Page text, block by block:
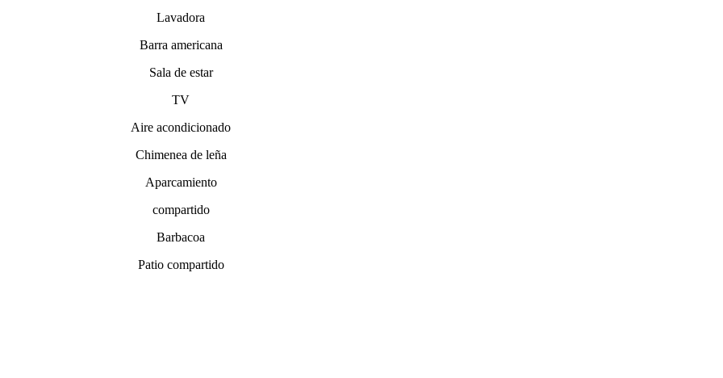
Lavadora
Barra americana
Sala de estar
TV
Aire acondicionado
Chimenea de leña
Aparcamiento
compartido
Barbacoa
Patio compartido